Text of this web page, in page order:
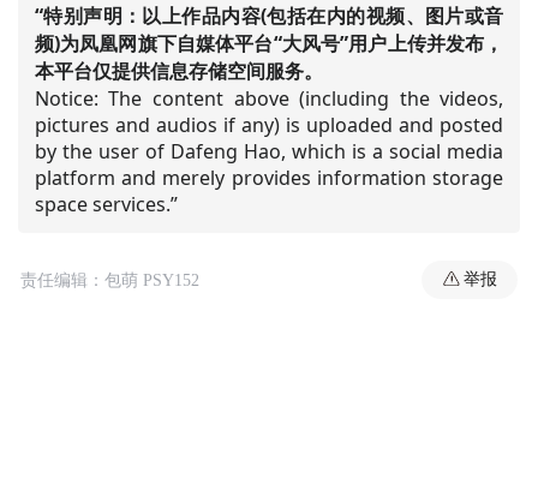
“特别声明：以上作品内容(包括在内的视频、图片或音
频)为凤凰网旗下自媒体平台“大风号”用户上传并发布，
本平台仅提供信息存储空间服务。
Notice: The content above (including the videos,
pictures and audios if any) is uploaded and posted
by the user of Dafeng Hao, which is a social media
platform and merely provides information storage
space services.”
责任编辑：包萌 PSY152 举报